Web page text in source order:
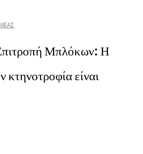
Μπλόκων: Η
κτηνοτροφία είναι